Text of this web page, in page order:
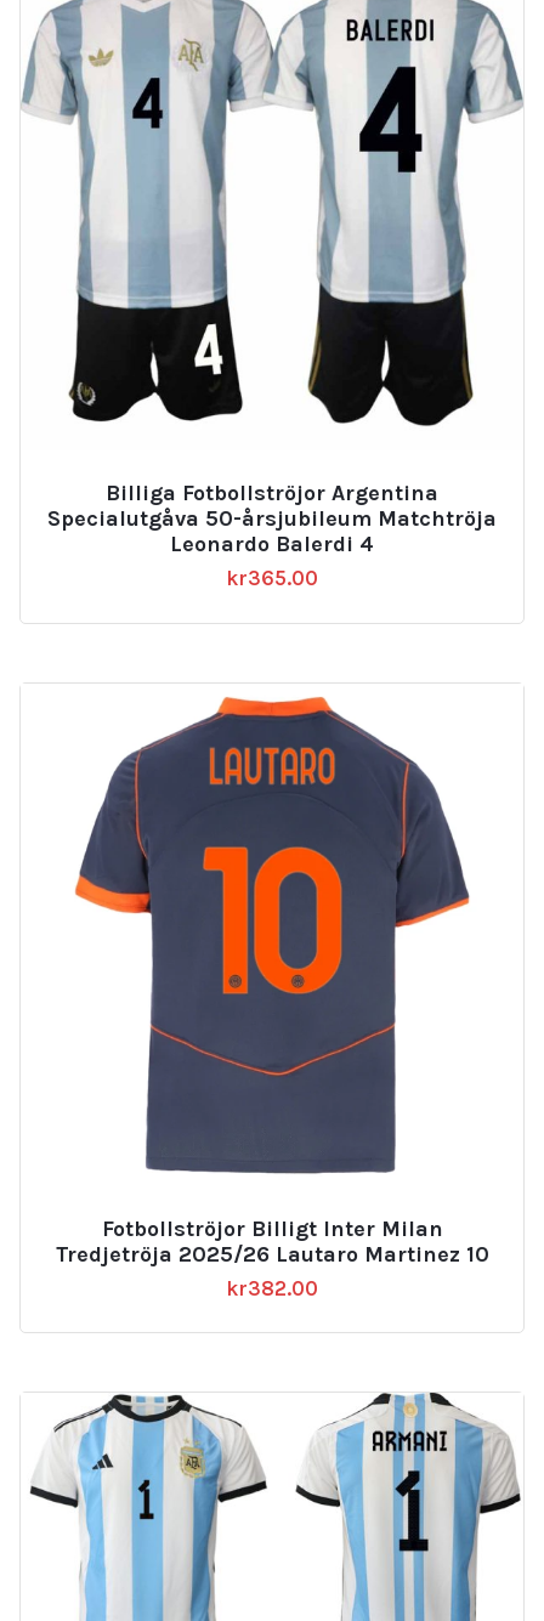
Billiga Fotbollströjor Argentina
Specialutgåva 50-årsjubileum Matchtröja
Leonardo Balerdi 4
kr365.00
Fotbollströjor Billigt Inter Milan
Tredjetröja 2025/26 Lautaro Martinez 10
kr382.00